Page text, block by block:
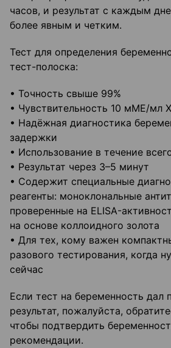
часов, и результат с каждым
более явным и четким.
Тест для определения
тест-полоска:
• Точность свыше 99%
• Чувствительность 10 мМЕ/мл
• Надёжная диагностика
задержки
• Использование в течение
• Результат через 3–5 минут
• Содержит специальные
реагенты: моноклональные
проверенные на ELISA-
на основе коллоидного золота
• Для тех, кому важен
разового тестирования, когда
сейчас
Если тест на беременность дал
результат, пожалуйста,
чтобы подтвердить
рекомендации.